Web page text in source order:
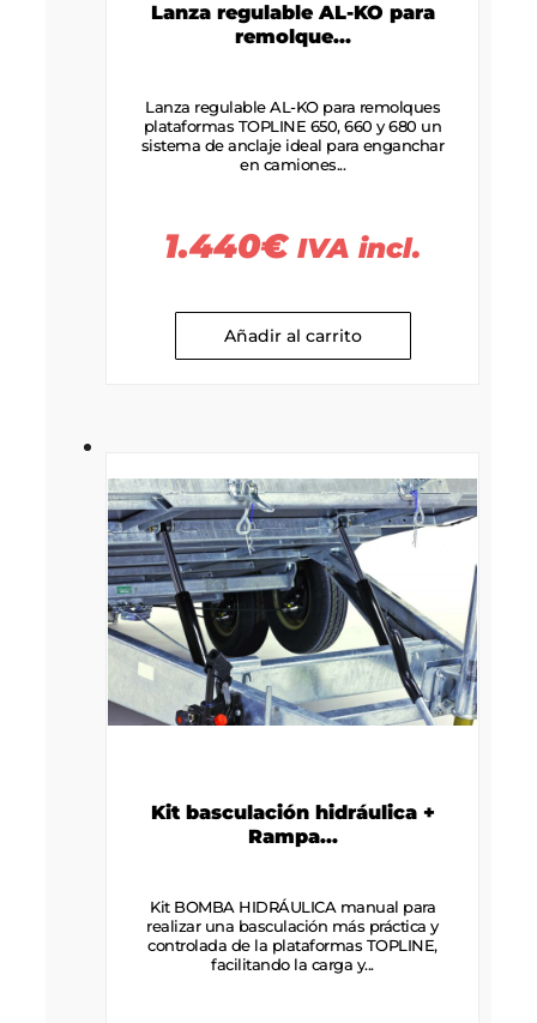
Lanza regulable AL-KO para
remolque...
Lanza regulable AL-KO para remolques
plataformas TOPLINE 650, 660 y 680 un
sistema de anclaje ideal para enganchar
en camiones...
1.440€ IVA incl.
Añadir al carrito
Kit basculación hidráulica +
Rampa...
Kit BOMBA HIDRÁULICA manual para
realizar una basculación más práctica y
controlada de la plataformas TOPLINE,
facilitando la carga y...